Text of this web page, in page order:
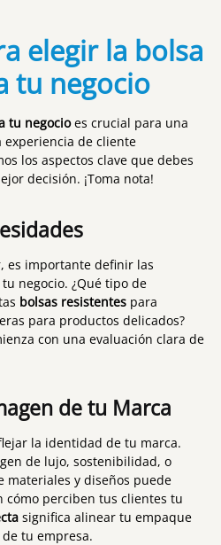
elegir la bolsa
tu negocio
tu negocioes crucial para una
experiencia de cliente
los aspectos clave que debes
decisión. ¡Toma nota!
es importante definir las
negocio. ¿Qué tipo de
bolsas resistentes para
para productos delicados?
con una evaluación clara de
de tu Marca
la identidad de tu marca.
de lujo, sostenibilidad, o
materiales y diseños puede
perciben tus clientes tu
significa alinear tu empaque
tu empresa.